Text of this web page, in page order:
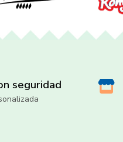
seguridad